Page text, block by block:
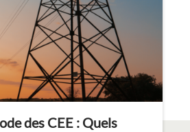
des CEE : Quels